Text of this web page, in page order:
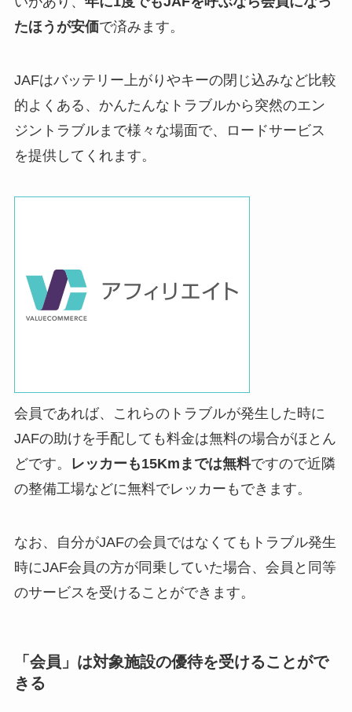
たほうが安価で済みます。
JAFはバッテリー上がりやキーの閉じ込みなど比較
的よくある、かんたんなトラブルから突然のエン
ジントラブルまで様々な場面で、ロードサービス
を提供してくれます。
会員であれば、これらのトラブルが発生した時に
JAFの助けを手配しても料金は無料の場合がほとん
どです。
レッカーも15Kmまでは無料ですので近隣
の整備工場などに無料でレッカーもできます。
なお、自分がJAFの会員ではなくてもトラブル発生
時にJAF会員の方が同乗していた場合、会員と同等
のサービスを受けることができます。
「会員」は対象施設の優待を受けることがで
きる